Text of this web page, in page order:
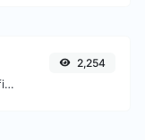
Convertissez facilement les fichiers image JPG en ICO.
2,254